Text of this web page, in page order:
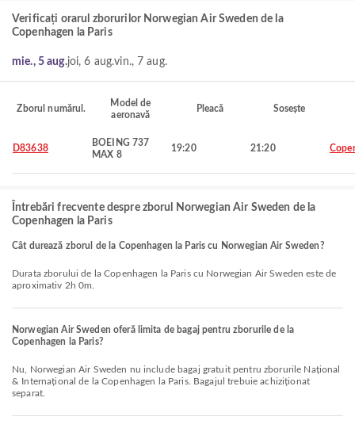
Verificați orarul zborurilor Norwegian Air Sweden de la
Copenhagen la Paris
mie., 5 aug.joi, 6 aug.vin., 7 aug.
Zborul numărul.
Model de
aeronavă
Pleacă Sosește
D83638
BOEING 737
MAX 8
19:20 21:20
Întrebări frecvente despre zborul Norwegian Air Sweden de la
Copenhagen la Paris
Cât durează zborul de la Copenhagen la Paris cu Norwegian Air Sweden?
Durata zborului de la Copenhagen la Paris cu Norwegian Air Sweden este de
aproximativ 2h 0m.
Norwegian Air Sweden oferă limita de bagaj pentru zborurile de la
Copenhagen la Paris?
Nu, Norwegian Air Sweden nu include bagaj gratuit pentru zborurile Național
& Internațional de la Copenhagen la Paris. Bagajul trebuie achiziționat
separat.